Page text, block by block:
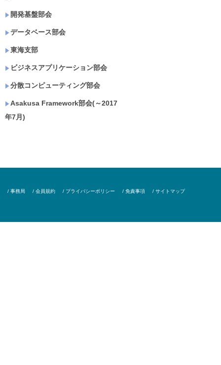
開発基盤部会
データベース部会
東海支部
ビジネスアプリケーション部会
分散コンピューティング部会
Asakusa Framework部会(～2017
年7月)
/ 事務局 / 会員規約 / プライバシーポリシー / 免責事項 / サイトマップ